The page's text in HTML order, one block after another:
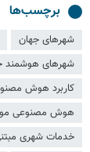
برچسب‌ها
شهرهای جهان
شهرهای هوشمند
کاربرد هوش
هوش مصنوعی
خدمات شهری